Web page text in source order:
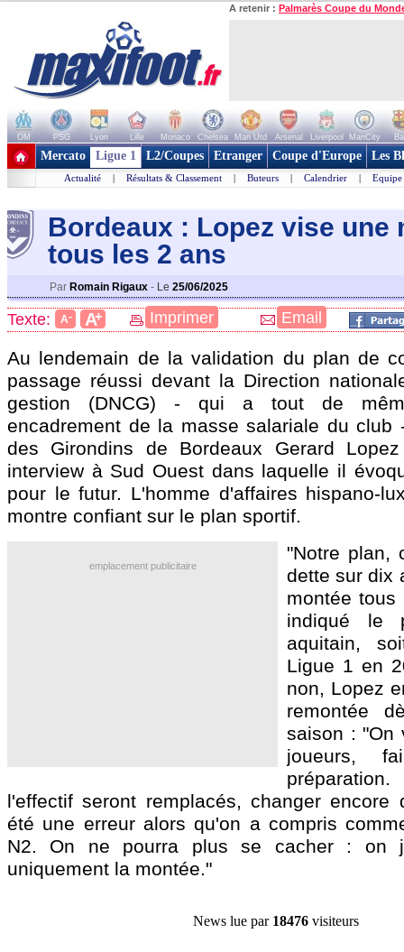
A retenir : Palmarès Coupe du
OM PSG Lyon Lille Monaco Chelsea Man Utd Arsenal Liverpool ManCity
+ de clubs
Mercato Ligue 1 L2/Coupes Etranger Coupe d'Europe Les
Actualité | Résultats & Classement | Buteurs | Calendrier | Equipe
Bordeaux : Lopez vise une
tous les 2 ans
Par Romain Rigaux - Le 25/06/2025
Texte: A- A+ Imprimer Email
Au lendemain de la validation du plan de
passage réussi devant la Direction
gestion (DNCG) - qui a tout de
encadrement de la masse salariale du club
des Girondins de Bordeaux Gerard
interview à Sud Ouest dans laquelle il
pour le futur. L'homme d'affaires hispano-
montre confiant sur le plan sportif.
emplacement publicitaire
"Notre plan,
dette sur dix
montée
indiqué le
aquitain,
Ligue 1 en
non, Lopez
remontée
saison : "On
joueurs,
l'effectif seront remplacés, changer encore
été une erreur alors qu'on a compris
N2. On ne pourra plus se cacher : on
uniquement la montée."
News lue par 18476 visiteurs